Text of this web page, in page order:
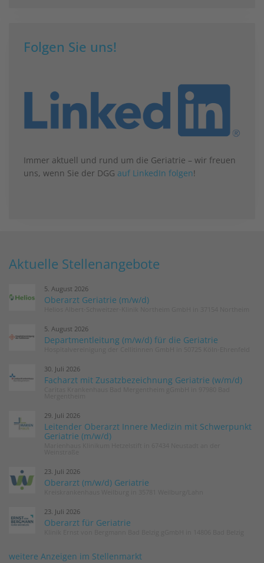
Folgen Sie uns!
Immer aktuell und rund um die Geriatrie – wir freuen
uns, wenn Sie der DGG auf LinkedIn folgen!
Aktuelle Stellenangebote
5. August 2026
Oberarzt Geriatrie (m/w/d)
5. August 2026
Departmentleitung (m/w/d) für die Geriatrie
30. Juli 2026
Facharzt mit Zusatzbezeichnung Geriatrie (w/m/d)
29. Juli 2026
Leitender Oberarzt Innere Medizin mit Schwerpunkt
Geriatrie (m/w/d)
23. Juli 2026
Oberarzt (m/w/d) Geriatrie
23. Juli 2026
Oberarzt für Geriatrie
weitere Anzeigen im Stellenmarkt